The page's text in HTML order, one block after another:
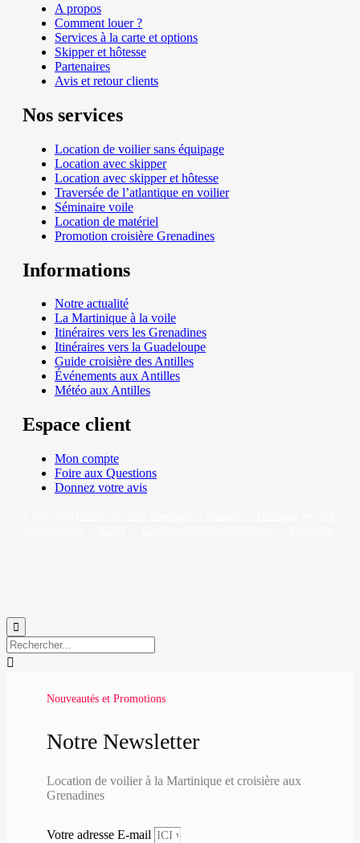
A propos
Comment louer ?
Services à la carte et options
Skipper et hôtesse
Partenaires
Avis et retour clients
Nos services
Location de voilier sans équipage
Location avec skipper
Location avec skipper et hôtesse
Traversée de l’atlantique en voilier
Séminaire voile
Location de matériel
Promotion croisière Grenadines
Informations
Notre actualité
La Martinique à la voile
Itinéraires vers les Grenadines
Itinéraires vers la Guadeloupe
Guide croisière des Antilles
Événements aux Antilles
Météo aux Antilles
Espace client
Mon compte
Foire aux Questions
Donnez votre avis


Nouveautés et Promotions
Notre Newsletter
Location de voilier à la Martinique et croisière aux
Grenadines
Votre adresse E-mail